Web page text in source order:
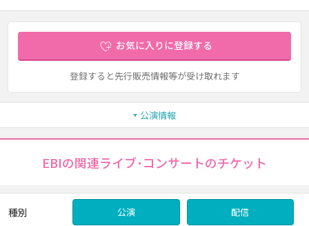
お気に入りに登録する
登録すると先行販売情報等が受け取れます
公演情報
EBIの関連ライブ･コンサートのチケット
種別 公演 配信